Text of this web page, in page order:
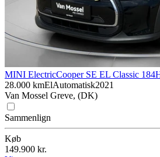
MINI ElectricCooper SE EL Classic
28.000 kmElAutomatisk2021
Van Mossel Greve, (DK)
Sammenlign
Køb
149.900 kr.